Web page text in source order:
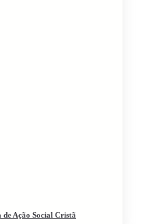
de Ação Social Cristã